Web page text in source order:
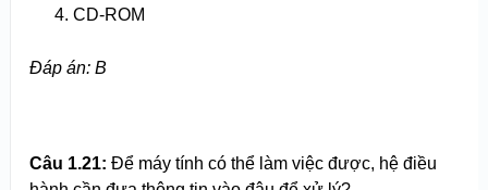
CD-ROM
Đáp án: B
Câu 1.21: Để máy tính có thể làm việc được, hệ điều